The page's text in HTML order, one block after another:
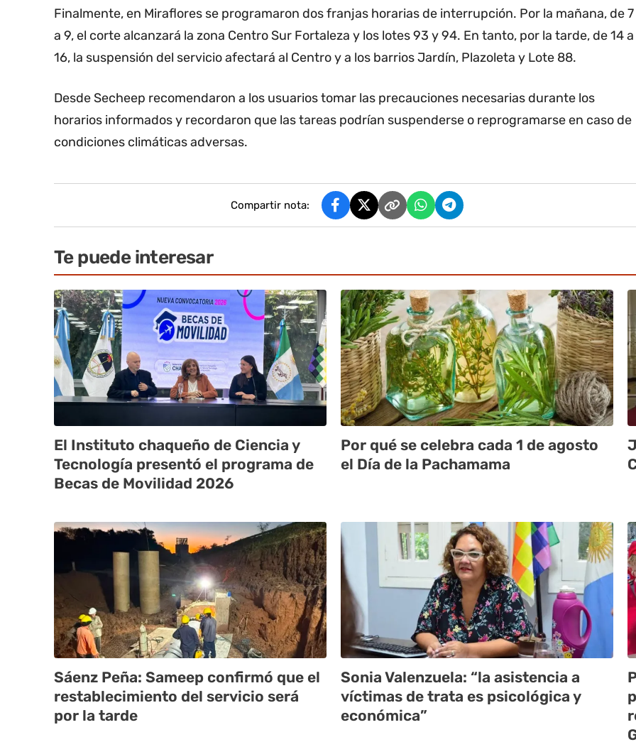
Finalmente, en Miraflores se programaron dos franjas horarias de interrupción. Por la mañana, de 7
a 9, el corte alcanzará la zona Centro Sur Fortaleza y los lotes 93 y 94. En tanto, por la tarde, de 14 a
16, la suspensión del servicio afectará al Centro y a los barrios Jardín, Plazoleta y Lote 88.
Desde Secheep recomendaron a los usuarios tomar las precauciones necesarias durante los
horarios informados y recordaron que las tareas podrían suspenderse o reprogramarse en caso de
condiciones climáticas adversas.
Compartir nota:
Te puede interesar
El Instituto chaqueño de Ciencia y
Tecnología presentó el programa de
Becas de Movilidad 2026
Por qué se celebra cada 1 de agosto
el Día de la Pachamama
Sáenz Peña: Sameep confirmó que el
restablecimiento del servicio será
por la tarde
Sonia Valenzuela: “la asistencia a
víctimas de trata es psicológica y
económica”